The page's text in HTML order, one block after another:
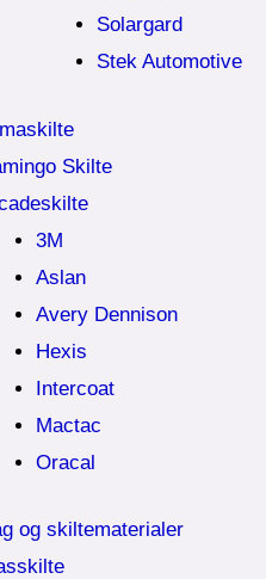
Solargard
Stek Automotive
Skilte
3M
Aslan
Avery Dennison
Hexis
Intercoat
Mactac
Oracal
og skiltematerialer